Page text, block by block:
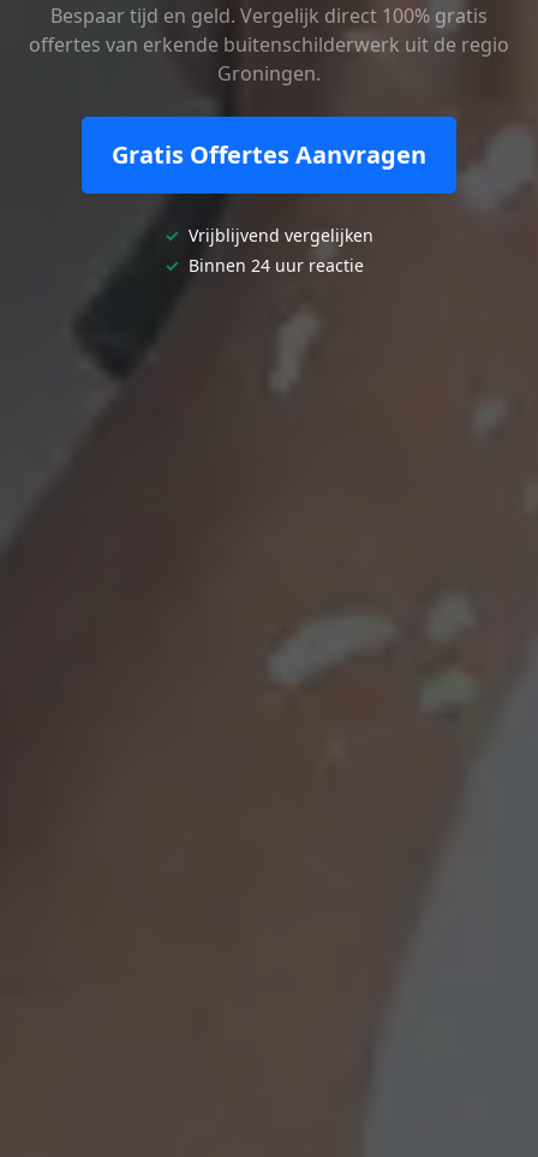
Bespaar tijd en geld. Vergelijk direct 100% gratis
offertes van erkende buitenschilderwerk uit de regio
Groningen.
Gratis Offertes Aanvragen
✓ Vrijblijvend vergelijken
✓ Binnen 24 uur reactie